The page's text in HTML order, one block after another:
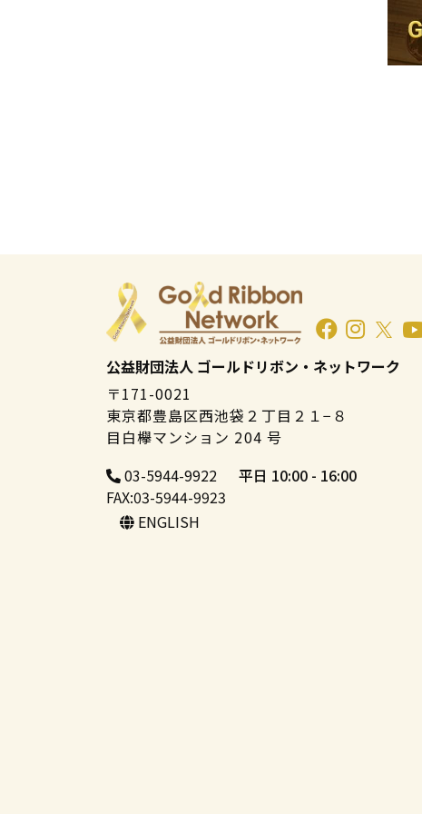
公益財団法人 ゴールドリボン・ネットワーク
〒171-0021
東京都豊島区西池袋２丁目２１−８
目白欅マンション 204 号
03-5944-9922
平日 10:00 - 16:00
FAX:03-5944-9923
ENGLISH